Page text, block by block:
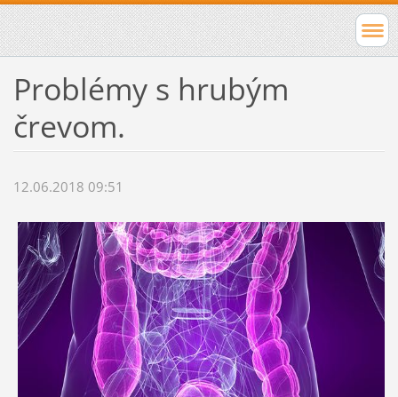
Problémy s hrubým
črevom.
12.06.2018 09:51